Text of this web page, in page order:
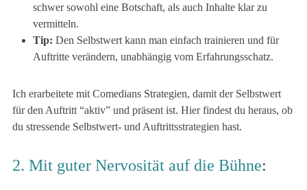
schwer sowohl eine Botschaft, als auch Inhalte klar zu
vermitteln.
Tip: Den Selbstwert kann man einfach trainieren und für
Auftritte verändern, unabhängig vom Erfahrungsschatz.
Ich erarbeitete mit Comedians Strategien, damit der Selbstwert
für den Auftritt “aktiv” und präsent ist. Hier findest du heraus, ob
du stressende Selbstwert- und Auftrittsstrategien hast.
2. Mit guter Nervosität auf die Bühne: